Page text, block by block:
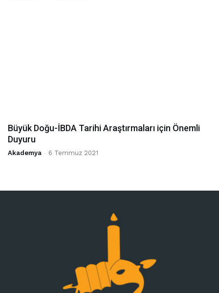
Büyük Doğu-İBDA Tarihi Araştırmaları için Önemli
Duyuru
Akademya - 6 Temmuz 2021